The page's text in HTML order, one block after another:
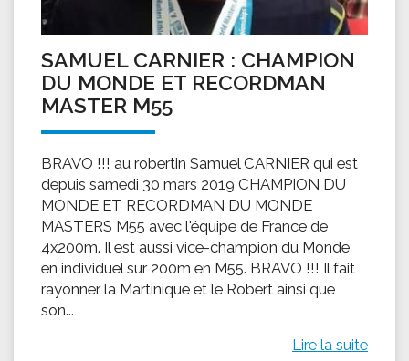
SAMUEL CARNIER : CHAMPION
DU MONDE ET RECORDMAN
MASTER M55
BRAVO !!! au robertin Samuel CARNIER qui est
depuis samedi 30 mars 2019 CHAMPION DU
MONDE ET RECORDMAN DU MONDE
MASTERS M55 avec l'équipe de France de
4x200m. Il est aussi vice-champion du Monde
en individuel sur 200m en M55. BRAVO !!! Il fait
rayonner la Martinique et le Robert ainsi que
son...
Lire la suite